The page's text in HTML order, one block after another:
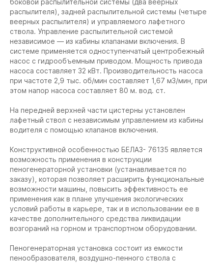
боковой распылительной системы (два веерных
распылителя), задней распылительной системы (четыре
веерных распылителя) и управляемого лафетного
ствола. Управление распылительной системой
независимое — из кабины клапанами включения. В
системе применяется одноступенчатый центробежный
насос с гидрообъемным приводом. Мощность привода
насоса составляет 32 кВт. Производительность насоса
при частоте 2,9 тыс. об/мин составляет 1,67 м3/мин, при
этом напор насоса составляет 80 м. вод. ст.
На передней верхней части цистерны установлен
лафетный ствол с независимым управлением из кабины
водителя с помощью клапанов включения.
Конструктивной особенностью БЕЛАЗ- 76135 является
возможность применения в конструкции
пеногенераторной установки (устанавливается по
заказу), которая позволяет расширить функциональные
возможности машины, повысить эффективность ее
применения как в плане улучшения экологических
условий работы в карьере, так и в использовании ее в
качестве дополнительного средства ликвидации
возгораний на горном и транспортном оборудовании.
Пеногенераторная установка состоит из емкости
пенообразователя, воздушно-пенного ствола с